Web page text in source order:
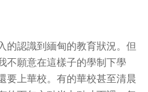
的認識到緬甸的教育狀況。但
不願意在這樣子的學制下學
要上華校。有的華校甚至清晨